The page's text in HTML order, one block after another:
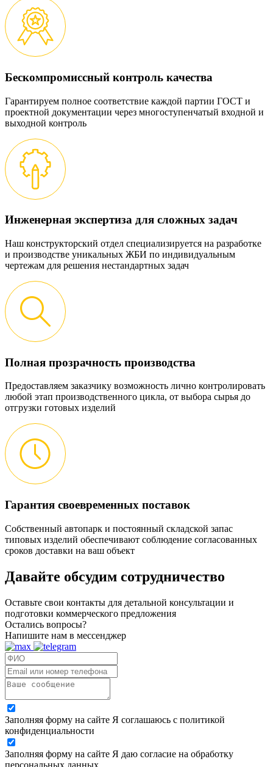
Бескомпромиссный контроль качества
Гарантируем полное соответствие каждой партии ГОСТ и
проектной документации через многоступенчатый входной и
выходной контроль
Инженерная экспертиза для сложных задач
Наш конструкторский отдел специализируется на разработке
и производстве уникальных ЖБИ по индивидуальным
чертежам для решения нестандартных задач
Полная прозрачность производства
Предоставляем заказчику возможность лично контролировать
любой этап производственного цикла, от выбора сырья до
отгрузки готовых изделий
Гарантия своевременных поставок
Собственный автопарк и постоянный складской запас
типовых изделий обеспечивают соблюдение согласованных
сроков доставки на ваш объект
Давайте обсудим сотрудничество
Оставьте свои контакты для детальной консультации и
подготовки коммерческого предложения
Остались вопросы?
Напишите нам в мессенджер
Заполняя форму на сайте Я соглашаюсь с политикой
конфиденциальности
Заполняя форму на сайте Я даю согласие на обработку
персональных данных.